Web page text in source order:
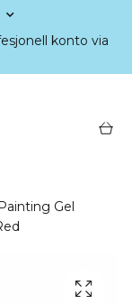
konto via
Gel